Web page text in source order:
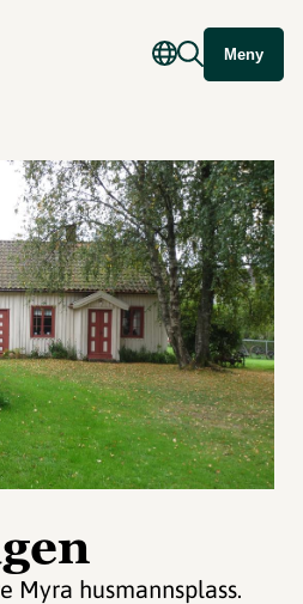
Meny
Myra husmannsplass.